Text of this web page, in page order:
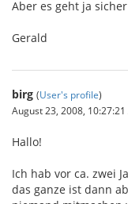
Aber es geht ja
Gerald
birg (User's profile)
August 23, 2008, 10:27:21
Hallo!
Ich hab vor ca. zwei
das ganze ist dann